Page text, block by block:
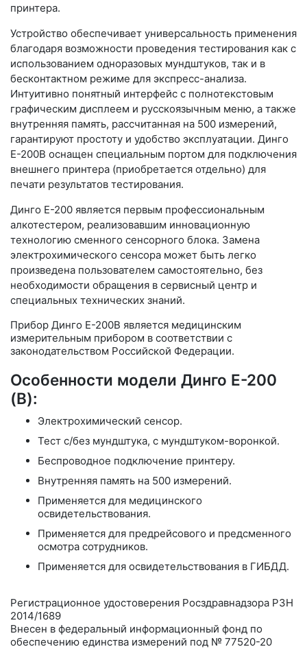
принтера.
Устройство обеспечивает универсальность применения
благодаря возможности проведения тестирования как с
использованием одноразовых мундштуков, так и в
бесконтактном режиме для экспресс-анализа.
Интуитивно понятный интерфейс с полнотекстовым
графическим дисплеем и русскоязычным меню, а также
внутренняя память, рассчитанная на 500 измерений,
гарантируют простоту и удобство эксплуатации. Динго
Е-200В оснащен специальным портом для подключения
внешнего принтера (приобретается отдельно) для
печати результатов тестирования.
Динго Е-200 является первым профессиональным
алкотестером, реализовавшим инновационную
технологию сменного сенсорного блока. Замена
электрохимического сенсора может быть легко
произведена пользователем самостоятельно, без
необходимости обращения в сервисный центр и
специальных технических знаний.
Прибор Динго Е-200B является медицинским
измерительным прибором в соответствии с
законодательством Российской Федерации.
Особенности модели Динго Е-200
(B):
Электрохимический сенсор.
Тест с/без мундштука, с мундштуком-воронкой.
Беспроводное подключение принтеру.
Внутренняя память на 500 измерений.
Применяется для медицинского
освидетельствования.
Применяется для предрейсового и предсменного
осмотра сотрудников.
Применяется для освидетельствования в ГИБДД.
Регистрационное удостоверения Росздравнадзора РЗН
2014/1689
Внесен в федеральный информационный фонд по
обеспечению единства измерений под № 77520-20